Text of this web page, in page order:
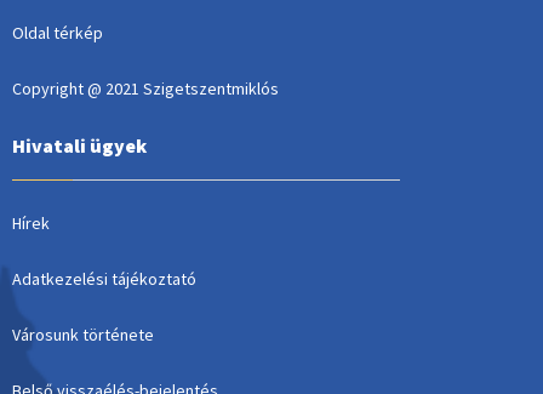
Oldal térkép
Copyright @ 2021 Szigetszentmiklós
Hivatali ügyek
Hírek
Adatkezelési tájékoztató
Városunk története